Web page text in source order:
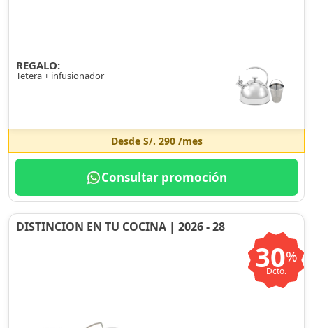
REGALO:
Tetera + infusionador
Desde S/. 290/mes
Consultar promoción
DISTINCION EN TU COCINA | 2026 - 28
30%
Dcto.